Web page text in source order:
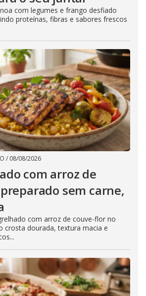
com legumes e frango desfiado
proteínas, fibras e sabores frescos
/ 08/08/2026
com arroz de
sem carne,
com arroz de couve-flor no
crosta dourada, textura macia e